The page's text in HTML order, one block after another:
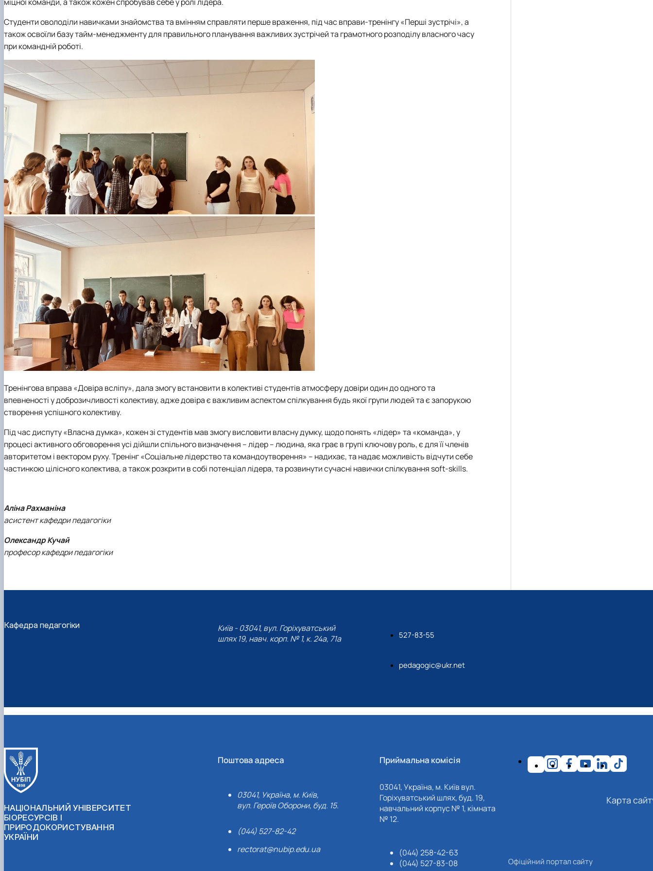
Студенти оволоділи навичками знайомства та вмінням справляти перше враження, під час вправи-тренінгу «Перші зустрічі», а
також освоїли базу тайм-менеджменту для правильного планування важливих зустрічей та грамотного розподілу власного часу
при командній роботі.
Тренінгова вправа «Довіра всліпу», дала змогу встановити в колективі студентів атмосферу довіри один до одного та
впевненості у доброзичливості колективу, адже довіра є важливим аспектом спілкування будь якої групи людей та є запорукою
створення успішного колективу.
Під час диспуту «Власна думка», кожен зі студентів мав змогу висловити власну думку, щодо понять «лідер» та «команда», у
процесі активного обговорення усі дійшли спільного визначення – лідер – людина, яка грає в групі ключову роль, є для її членів
авторитетом і вектором руху. Тренінг «Соціальне лідерство та командоутворення» – надихає, та надає можливість відчути себе
частинкою цілісного колектива, а також розкрити в собі потенціал лідера, та розвинути сучасні навички спілкування soft-skills.
Аліна Рахманіна
асистент кафедри педагогіки
Олександр Кучай
професор кафедри педагогіки
Кафедра педагогіки
Київ - 03041, вул. Горіхуватський
шлях 19, навч. корп. № 1, к. 24а, 71а
527-83-55
pedagogic@ukr.net
НАЦІОНАЛЬНИЙ УНІВЕРСИТЕТ
БІОРЕСУРСІВ І
ПРИРОДОКОРИСТУВАННЯ
УКРАЇНИ
Поштова адреса
03041, Україна, м. Київ,
вул. Героїв Оборони, буд. 15.
(044) 527-82-42
rectorat@nubip.edu.ua
Приймальна комісія
03041, Україна, м. Київ вул.
Горіхуватський шлях, буд. 19,
навчальний корпус № 1, кімната
№ 12.
(044) 258-42-63
(044) 527-83-08
Карта
Офіційний портал сайту